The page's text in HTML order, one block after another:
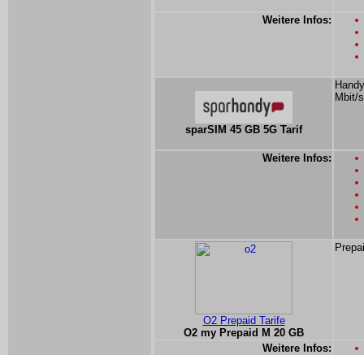
Weitere Infos:
sparSIM 45 GB 5G Tarif
Mbit/s
Weitere Infos:
O2 Prepaid Tarife
O2 my Prepaid M 20 GB
Weitere Infos: